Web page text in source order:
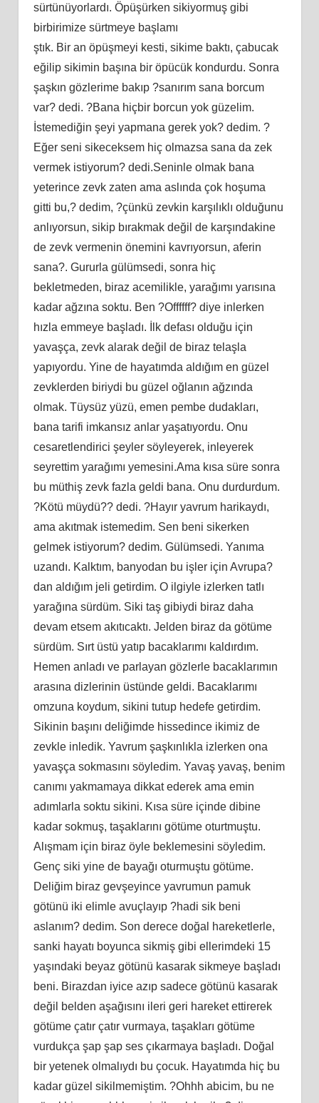
sürtünüyorlardı. Öpüşürken sikiyormuş gibi
birbirimize sürtmeye başlamı
ştık. Bir an öpüşmeyi kesti, sikime baktı, çabucak
eğilip sikimin başına bir öpücük kondurdu. Sonra
şaşkın gözlerime bakıp ?sanırım sana borcum
var? dedi. ?Bana hiçbir borcun yok güzelim.
İstemediğin şeyi yapmana gerek yok? dedim. ?
Eğer seni sikeceksem hiç olmazsa sana da zek
vermek istiyorum? dedi.Seninle olmak bana
yeterince zevk zaten ama aslında çok hoşuma
gitti bu,? dedim, ?çünkü zevkin karşılıklı olduğunu
anlıyorsun, sikip bırakmak değil de karşındakine
de zevk vermenin önemini kavrıyorsun, aferin
sana?. Gururla gülümsedi, sonra hiç
bekletmeden, biraz acemilikle, yarağımı yarısına
kadar ağzına soktu. Ben ?Offffff? diye inlerken
hızla emmeye başladı. İlk defası olduğu için
yavaşça, zevk alarak değil de biraz telaşla
yapıyordu. Yine de hayatımda aldığım en güzel
zevklerden biriydi bu güzel oğlanın ağzında
olmak. Tüysüz yüzü, emen pembe dudakları,
bana tarifi imkansız anlar yaşatıyordu. Onu
cesaretlendirici şeyler söyleyerek, inleyerek
seyrettim yarağımı yemesini.Ama kısa süre sonra
bu müthiş zevk fazla geldi bana. Onu durdurdum.
?Kötü müydü?? dedi. ?Hayır yavrum harikaydı,
ama akıtmak istemedim. Sen beni sikerken
gelmek istiyorum? dedim. Gülümsedi. Yanıma
uzandı. Kalktım, banyodan bu işler için Avrupa?
dan aldığım jeli getirdim. O ilgiyle izlerken tatlı
yarağına sürdüm. Siki taş gibiydi biraz daha
devam etsem akıtıcaktı. Jelden biraz da götüme
sürdüm. Sırt üstü yatıp bacaklarımı kaldırdım.
Hemen anladı ve parlayan gözlerle bacaklarımın
arasına dizlerinin üstünde geldi. Bacaklarımı
omzuna koydum, sikini tutup hedefe getirdim.
Sikinin başını deliğimde hissedince ikimiz de
zevkle inledik. Yavrum şaşkınlıkla izlerken ona
yavaşça sokmasını söyledim. Yavaş yavaş, benim
canımı yakmamaya dikkat ederek ama emin
adımlarla soktu sikini. Kısa süre içinde dibine
kadar sokmuş, taşaklarını götüme oturtmuştu.
Alışmam için biraz öyle beklemesini söyledim.
Genç siki yine de bayağı oturmuştu götüme.
Deliğim biraz gevşeyince yavrumun pamuk
götünü iki elimle avuçlayıp ?hadi sik beni
aslanım? dedim. Son derece doğal hareketlerle,
sanki hayatı boyunca sikmiş gibi ellerimdeki 15
yaşındaki beyaz götünü kasarak sikmeye başladı
beni. Birazdan iyice azıp sadece götünü kasarak
değil belden aşağısını ileri geri hareket ettirerek
götüme çatır çatır vurmaya, taşakları götüme
vurdukça şap şap ses çıkarmaya başladı. Doğal
bir yetenek olmalıydı bu çocuk. Hayatımda hiç bu
kadar güzel sikilmemiştim. ?Ohhh abicim, bu ne